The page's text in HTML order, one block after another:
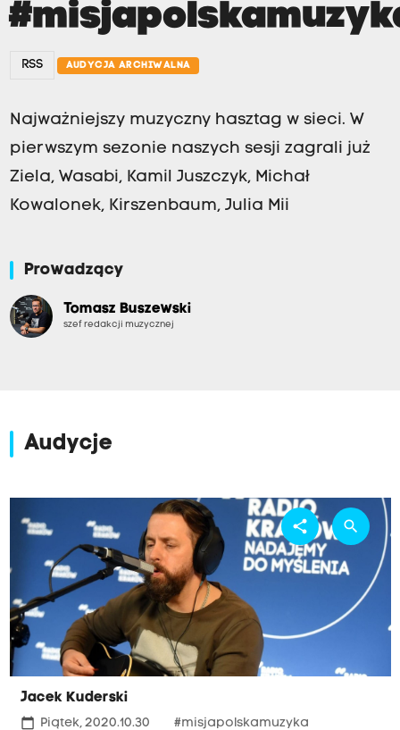
RSS AUDYCJA ARCHIWALNA
Najważniejszy muzyczny hasztag w sieci. W
pierwszym sezonie naszych sesji zagrali już
Ziela, Wasabi, Kamil Juszczyk, Michał
Kowalonek, Kirszenbaum, Julia Mii
Prowadzący
Tomasz Buszewski
szef redakcji muzycznej
Audycje
Jacek Kuderski
calendar_today Piątek, 2020.10.30 #misjapolskamuzyka
share search